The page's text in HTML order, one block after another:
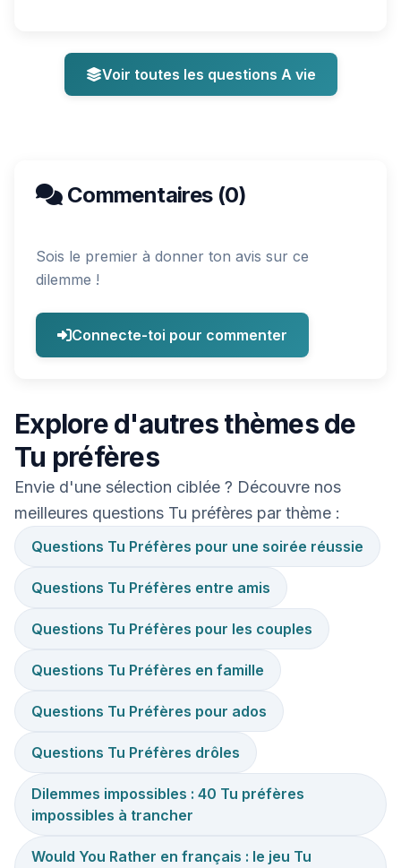
Voir toutes les questions A vie
Commentaires (0)
Sois le premier à donner ton avis sur ce
dilemme !
Connecte-toi pour commenter
Explore d'autres thèmes de
Tu préfères
Envie d'une sélection ciblée ? Découvre nos
meilleures questions Tu préfères par thème :
Questions Tu Préfères pour une soirée réussie
Questions Tu Préfères entre amis
Questions Tu Préfères pour les couples
Questions Tu Préfères en famille
Questions Tu Préfères pour ados
Questions Tu Préfères drôles
Dilemmes impossibles : 40 Tu préfères
impossibles à trancher
Would You Rather en français : le jeu Tu